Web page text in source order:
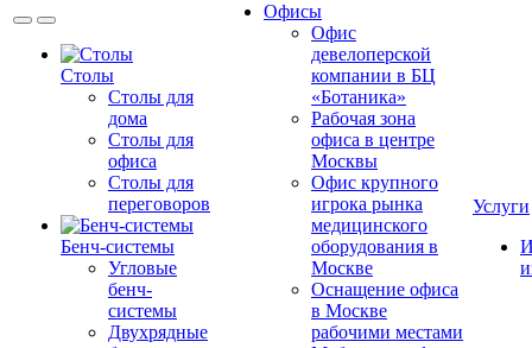
Столы
Столы для
дома
Столы для
офиса
Столы для
переговоров
Бенч-системы
Угловые
бенч-
системы
Двухрядные
Офисы
Офис
девелоперской
компании в БЦ
«Ботаника»
Рабочая зона
офиса в центре
Москвы
Офис крупного
игрока рынка
медицинского
оборудования в
Москве
Оснащение офиса
в Москве
рабочими местами
Услуги